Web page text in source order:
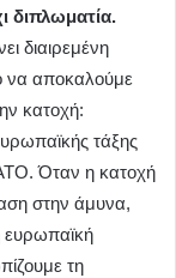
διπλωματία.
διαιρεμένη
να αποκαλούμε
κατοχή:
τάξης
Όταν η κατοχή
στην άμυνα,
ευρωπαϊκή
τη